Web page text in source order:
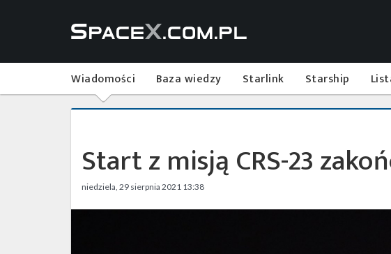
Wiadomości Baza wiedzy Starlink Starship
Start z misją CRS-23
niedziela, 29 sierpnia 2021 13:38